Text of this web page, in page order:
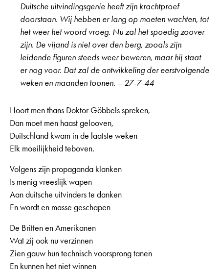
Duitsche uitvindingsgenie heeft zijn krachtproef
doorstaan. Wij hebben er lang op moeten wachten, tot
het weer het woord vroeg. Nu zal het spoedig zoover
zijn. De vijand is niet over den berg, zooals zijn
leidende figuren steeds weer beweren, maar hij staat
er nog voor. Dat zal de ontwikkeling der eerstvolgende
weken en maanden toonen. – 27-7-44
Hoort men thans Doktor Göbbels spreken,
Dan moet men haast gelooven,
Duitschland kwam in de laatste weken
Elk moeilijkheid teboven.
Volgens zijn propaganda klanken
Is menig vreeslijk wapen
Aan duitsche uitvinders te danken
En wordt en masse geschapen
De Britten en Amerikanen
Wat zij ook nu verzinnen
Zien gauw hun technisch voorsprong tanen
En kunnen het niet winnen